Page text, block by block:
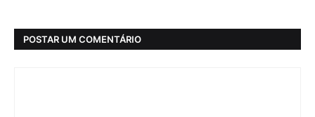
POSTAR UM COMENTÁRIO